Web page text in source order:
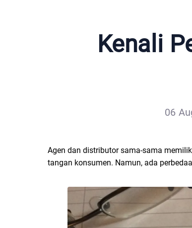
Kenali
06
Agen dan distributor sama-sama
tangan konsumen. Namun, ada